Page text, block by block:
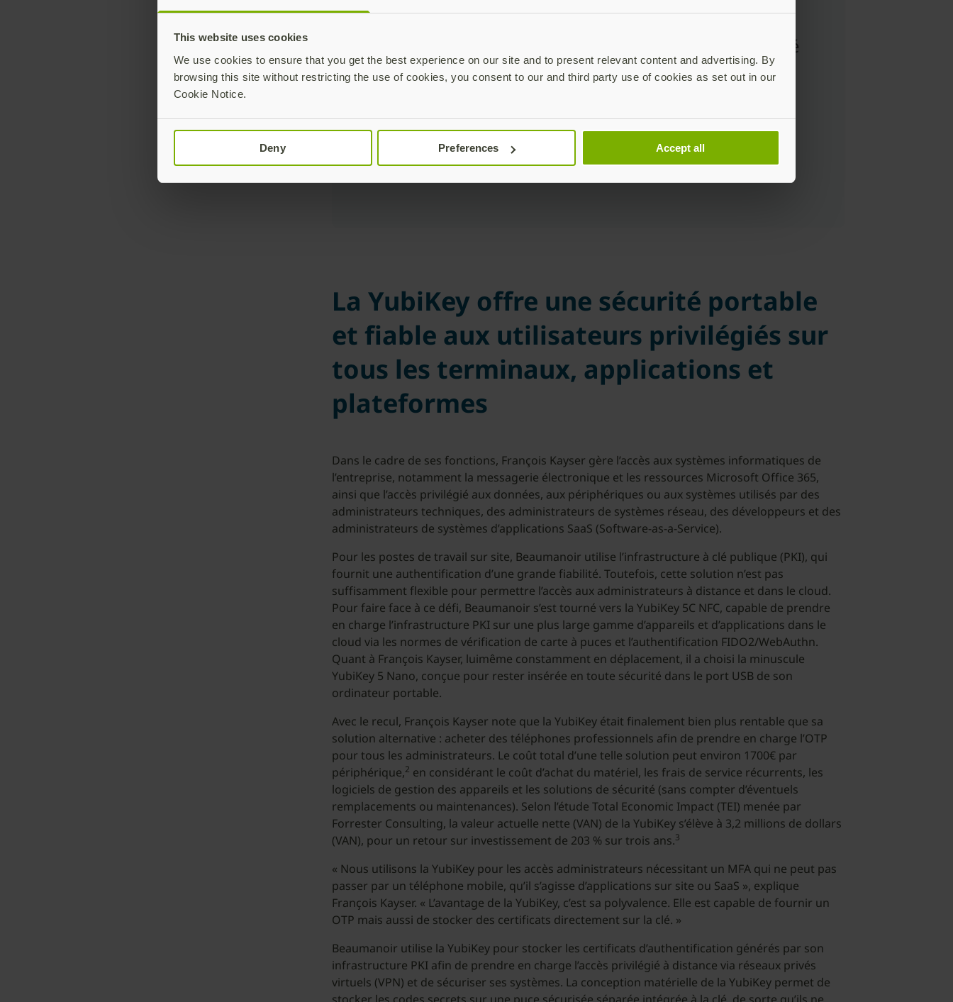
This website uses cookies
We use cookies to ensure that you get the best experience on our site and to present relevant content and advertising. By
browsing this site without restricting the use of cookies, you consent to our and third party use of cookies as set out in our
Cookie Notice.
Deny Preferences Accept all
pourquoi nous avons opté
pour le MFA et la YubiKey.
»
François Kayser
Directeur du domaine IT,
Infrastructure, Flux et Sécurité
La YubiKey offre une sécurité portable
et fiable aux utilisateurs privilégiés sur
tous les terminaux, applications et
plateformes
Dans le cadre de ses fonctions, François Kayser gère l’accès aux systèmes informatiques de
l’entreprise, notamment la messagerie électronique et les ressources Microsoft Office 365,
ainsi que l’accès privilégié aux données, aux périphériques ou aux systèmes utilisés par des
administrateurs techniques, des administrateurs de systèmes réseau, des développeurs et des
administrateurs de systèmes d’applications SaaS (Software-as-a-Service).
Pour les postes de travail sur site, Beaumanoir utilise l’infrastructure à clé publique (PKI), qui
fournit une authentification d’une grande fiabilité. Toutefois, cette solution n’est pas
suffisamment flexible pour permettre l’accès aux administrateurs à distance et dans le cloud.
Pour faire face à ce défi, Beaumanoir s’est tourné vers la YubiKey 5C NFC, capable de prendre
en charge l’infrastructure PKI sur une plus large gamme d’appareils et d’applications dans le
cloud via les normes de vérification de carte à puces et l’authentification FIDO2/WebAuthn.
Quant à François Kayser, luimême constamment en déplacement, il a choisi la minuscule
YubiKey 5 Nano, conçue pour rester insérée en toute sécurité dans le port USB de son
ordinateur portable.
Avec le recul, François Kayser note que la YubiKey était finalement bien plus rentable que sa
solution alternative : acheter des téléphones professionnels afin de prendre en charge l’OTP
pour tous les administrateurs. Le coût total d’une telle solution peut environ 1700€ par
périphérique,2 en considérant le coût d’achat du matériel, les frais de service récurrents, les
logiciels de gestion des appareils et les solutions de sécurité (sans compter d’éventuels
remplacements ou maintenances). Selon l’étude Total Economic Impact (TEI) menée par
Forrester Consulting, la valeur actuelle nette (VAN) de la YubiKey s’élève à 3,2 millions de dollars
(VAN), pour un retour sur investissement de 203 % sur trois ans.3
« Nous utilisons la YubiKey pour les accès administrateurs nécessitant un MFA qui ne peut pas
passer par un téléphone mobile, qu’il s’agisse d’applications sur site ou SaaS », explique
François Kayser. « L’avantage de la YubiKey, c’est sa polyvalence. Elle est capable de fournir un
OTP mais aussi de stocker des certificats directement sur la clé. »
Beaumanoir utilise la YubiKey pour stocker les certificats d’authentification générés par son
infrastructure PKI afin de prendre en charge l’accès privilégié à distance via réseaux privés
virtuels (VPN) et de sécuriser ses systèmes. La conception matérielle de la YubiKey permet de